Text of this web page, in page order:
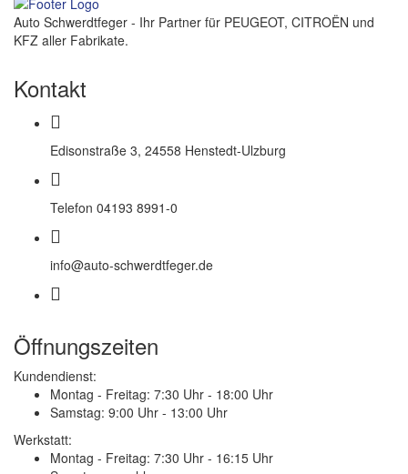
Auto Schwerdtfeger - Ihr Partner für PEUGEOT, CITROËN und
KFZ aller Fabrikate.
Kontakt
Edisonstraße 3, 24558 Henstedt-Ulzburg
Telefon 04193 8991-0
info@auto-schwerdtfeger.de
Öffnungszeiten
Kundendienst:
Montag - Freitag: 7:30 Uhr - 18:00 Uhr
Samstag: 9:00 Uhr - 13:00 Uhr
Werkstatt:
Montag - Freitag: 7:30 Uhr - 16:15 Uhr